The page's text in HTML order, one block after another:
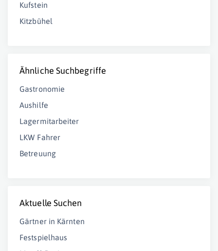
Kufstein
Kitzbühel
Ähnliche Suchbegriffe
Gastronomie
Aushilfe
Lagermitarbeiter
LKW Fahrer
Betreuung
Aktuelle Suchen
Gärtner in Kärnten
Festspielhaus